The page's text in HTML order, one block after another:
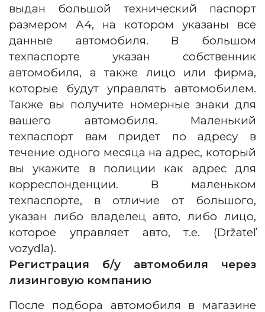
выдан большой технический паспорт
размером А4, на котором указаны все
данные автомобиля. В большом
техпаспорте указан собственник
автомобиля, а также лицо или фирма,
которые будут управлять автомобилем.
Также вы получите номерные знаки для
вашего автомобиля. Маленький
техпаспорт вам придет по адресу в
течение одного месяца на адрес, который
вы укажите в полиции как адрес для
корреспонденции. В маленьком
техпаспорте, в отличие от большого,
указан либо владелец авто, либо лицо,
которое управляет авто, т.е. (Držateľ
vozydla).
Регистрация б/у автомобиля через
лизинговую компанию
После подбора автомобиля в магазине